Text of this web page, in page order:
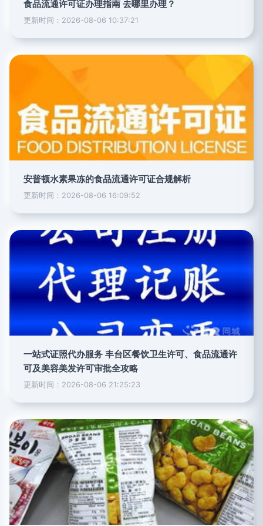
食品流通许可证办理指南 去哪里办理？
更新时间：2026-08-06 10:37:21
安普顿水素果冻的食品流通许可证合规解析
更新时间：2026-08-06 16:09:52
一站式证照代办服务 丰台区餐饮卫生许可、食品流通许
可及美容美发许可审批全攻略
更新时间：2026-08-06 21:25:23